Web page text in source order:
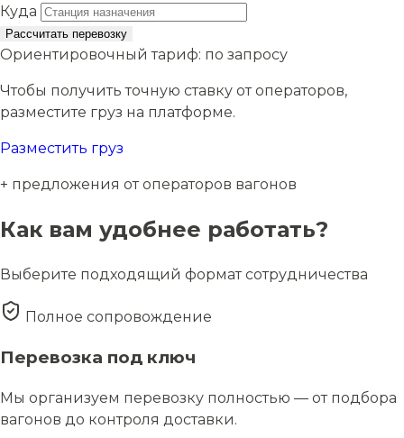
Куда
Рассчитать перевозку
Ориентировочный тариф: по запросу
Чтобы получить точную ставку от операторов,
разместите груз на платформе.
Разместить груз
+ предложения от операторов вагонов
Как вам удобнее работать?
Выберите подходящий формат сотрудничества
Полное сопровождение
Перевозка под ключ
Мы организуем перевозку полностью — от подбора
вагонов до контроля доставки.